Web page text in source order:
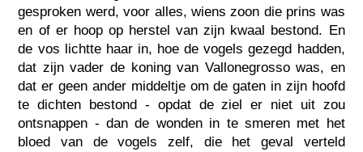
gesproken werd, voor alles, wiens zoon die prins was
en of er hoop op herstel van zijn kwaal bestond. En
de vos lichtte haar in, hoe de vogels gezegd hadden,
dat zijn vader de koning van Vallonegrosso was, en
dat er geen ander middeltje om de gaten in zijn hoofd
te dichten bestond - opdat de ziel er niet uit zou
ontsnappen - dan de wonden in te smeren met het
bloed van de vogels zelf, die het geval verteld